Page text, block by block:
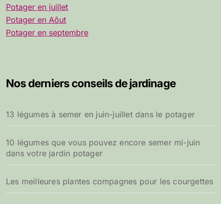
Potager en juillet
Potager en Aôut
Potager en septembre
Nos derniers conseils de jardinage
13 légumes à semer en juin-juillet dans le potager
10 légumes que vous pouvez encore semer mi-juin
dans votre jardin potager
Les meilleures plantes compagnes pour les courgettes